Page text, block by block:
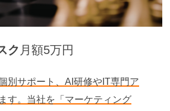
ク 月額5万円
別サポート、AI研修やIT専門ア
す。当社を「マーケティング